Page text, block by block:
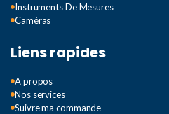
Instruments De Mesures
Caméras
Liens rapides
A propos
Nos services
Suivre ma commande